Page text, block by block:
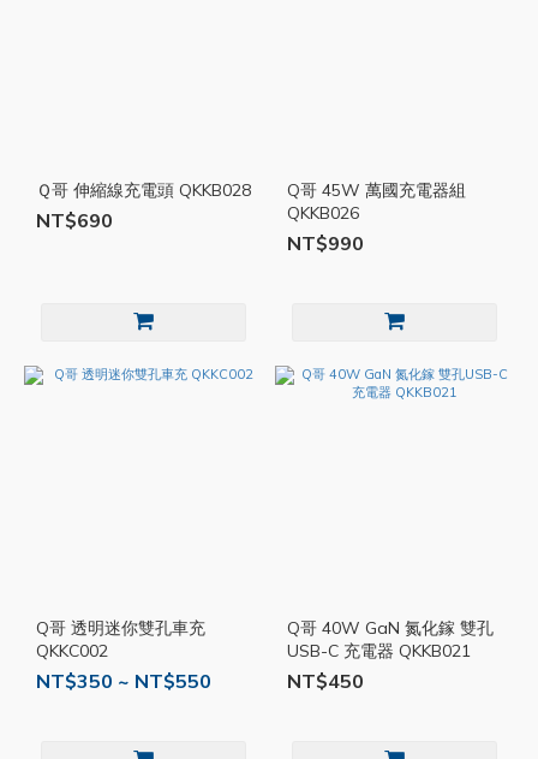
Ｑ哥 伸縮線充電頭 QKKB028
NT$690
Q哥 45W 萬國充電器組
QKKB026
NT$990
Q哥 透明迷你雙孔車充
QKKC002
NT$350 ~ NT$550
Q哥 40W GaN 氮化鎵 雙孔
USB-C 充電器 QKKB021
NT$450